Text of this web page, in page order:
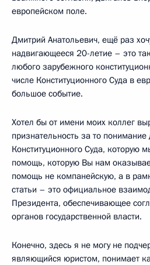
европейском поле.
Дмитрий Анатольевич, ещё раз
надвигающееся 20-летие – это
любого зарубежного
числе Конституционного Суда в
большое событие.
Хотел бы от имени моих коллег
признательность за то понимание
Конституционного Суда, которую
помощь, которую Вы нам
помощь не компанейскую, а в
статьи – это официальное
Президента, обеспечивающее
органов государственной власти.
Конечно, здесь я не могу не
являющийся юристом, понимает